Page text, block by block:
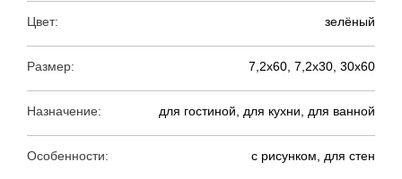
Цвет: зелёный
Размер: 7,2х60, 7,2х30, 30х60
Назначение: для гостиной, для кухни, для ванной
Особенности: с рисунком, для стен